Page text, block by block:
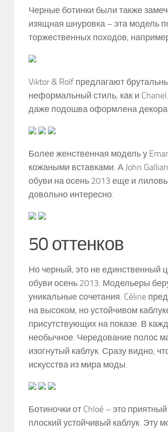
Черные ботинки были также
изящная шнуровка – эта модель
торжественных походов,
Viktor & Rolf предлагают
неформальный стиль, как и
даже подошва оформлена
Более женственная модель у
кожаными вставками. А John
обуви на осень 2013 еще и
довольно интересно.
50 оттенков
Но черный, это не единственный
обуви осень 2013. Модельеры
уникальные сочетания. Céline
на высоком, но устойчивом
присутствующих на показе. В
необычное. Чередование полос
изогнутый каблук. Сразу видно,
искусства из мира моды.
Ботиночки от Chloé – это
плоский устойчивый каблук. Эту